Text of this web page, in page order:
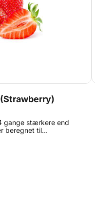
gange stærkere end
beregnet til
Bemærk at
eller lignende til at